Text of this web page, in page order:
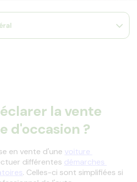
la vente
d'occasion ?
en vente d'une voiture
différentes démarches
. Celles-ci sont simplifiées si